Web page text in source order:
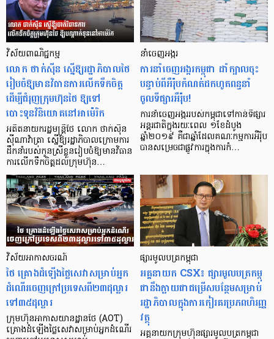
វិស័យពាណិជ្ជកម្ម
លោក ថាក់ស៊ីន ស្នើឱ្យរដ្ឋាភិបាលថៃ
រៀបចំឱ្យមានវិធានការលើកទឹកចិត្ត
ដើម្បីជំរុញក្រុមហ៊ុនថៃ ឱ្យទៅ
បោះទុនវិនិយោគនៅអាម៉េរិក
អតីតនាយករដ្ឋមន្ត្រីថៃ លោក ថាក់ស៊ីន
ស៊ីណាវ៉ាត្រា ស្នើឱ្យរដ្ឋាភិបាលក្រោមការ
ដឹកនាំរបស់កូនស្រីខ្លួនរៀបចំឱ្យមានវិធាន
ការលើកទឹកចិត្តដល់ក្រុមហ៊ុន…
នាំចេញអង្ករ
ការនាំចេញអង្ករកម្ពុជា ដាំក្បាលចុះ
បន្ទាប់ពីអឺរ៉ុបកំណត់ដកហូតពន្ធនាំ
ចូលទីផ្សារអឺរ៉ុប!
ការនាំចេញអង្កររបស់កម្ពុជាទៅកាន់ទីផ្សារ
អន្តរជាតិក្នុងរយៈពេល ១ខែដំបូង
ឆ្នាំ២០១៩ គឺជាឆ្នាំដែលគណៈកម្មការអឺរ៉ុប
បានសម្រេចជាផ្លូវការក្នុងការកំ…
វិស័យអាកាសចរណ៍
ថៃ គ្រោងដំឡើងថ្លៃសេវាសម្រាប់អ្នក
ដំណើរចេញក្រៅប្រទេសពី២៣ដុល្លារ
ទៅ៣៥ដុល្លារ
ក្រុមហ៊ុនអាកាសយានដ្ឋានថៃ (AOT)
គ្រោងដំឡើងថ្លៃសេវាសម្រាប់អ្នកដំណើរ
ផ្សារមូលបត្រកម្ពុជា
អគ្គនាយក CSX៖ ផ្សារមូលបត្រកម្ពុ
ជានឹងក្លាយជាជម្រើសបន្ថែមសម្រាប់
រដ្ឋាភិបាលក្នុងការកៀរគរប្រភពហិរញ្ញ
វត្ថុ
អគ្គនាយកក្រុមហ៊ុនផ្សារមូលបត្រកម្ពុជា